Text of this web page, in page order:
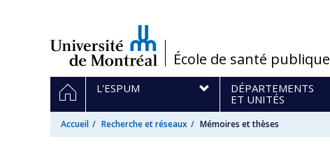
/École de santé publique
Navigation
principale
ACCUEIL
L'ESPUM
DÉPARTEMENTS
ET UNITÉS
Accueil Recherche et réseaux Mémoires et thèses